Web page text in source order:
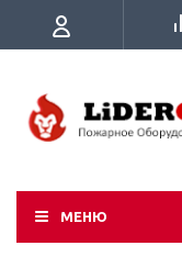
МЕНЮ